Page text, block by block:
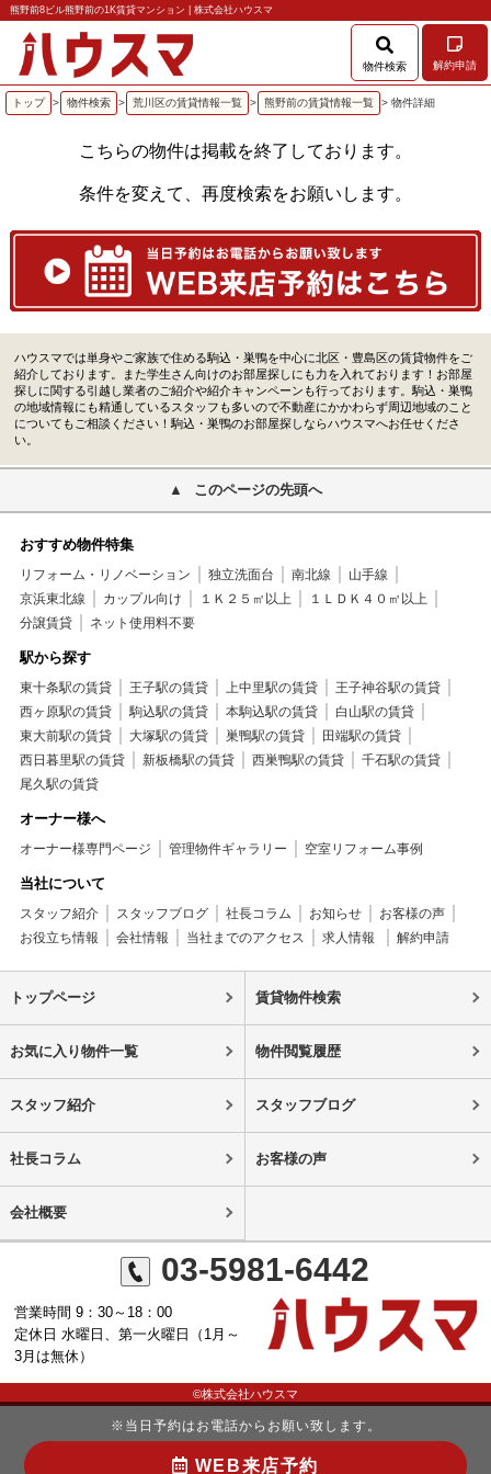
熊野前8ビル熊野前の1K賃貸マンション | 株式会社ハウスマ
物件検索 解約申請
トップ > 物件検索 > 荒川区の賃貸情報一覧 > 熊野前の賃貸情報一覧 > 物件詳細
こちらの物件は掲載を終了しております。
条件を変えて、再度検索をお願いします。
ハウスマでは単身やご家族で住める駒込・巣鴨を中心に北区・豊島区の賃貸物件をご
紹介しております。また学生さん向けのお部屋探しにも力を入れております！お部屋
探しに関する引越し業者のご紹介や紹介キャンペーンも行っております。駒込・巣鴨
の地域情報にも精通しているスタッフも多いので不動産にかかわらず周辺地域のこと
についてもご相談ください！駒込・巣鴨のお部屋探しならハウスマへお任せくださ
い。
このページの先頭へ
おすすめ物件特集
リフォーム・リノベーション 独立洗面台 南北線
山手線
京浜東北線
カップル向け １Ｋ２５㎡以上
１ＬＤＫ４０㎡以上
分譲賃貸
ネット使用料不要
駅から探す
東十条駅の賃貸 王子駅の賃貸 上中里駅の賃貸
王子神谷駅の賃貸
西ヶ原駅の賃貸
駒込駅の賃貸 本駒込駅の賃貸
白山駅の賃貸
東大前駅の賃貸
大塚駅の賃貸 巣鴨駅の賃貸
田端駅の賃貸
西日暮里駅の賃貸
新板橋駅の賃貸 西巣鴨駅の賃貸
千石駅の賃貸
尾久駅の賃貸
オーナー様へ
オーナー様専門ページ 管理物件ギャラリー 空室リフォーム事例
当社について
スタッフ紹介 スタッフブログ 社長コラム お知らせ
お客様の声
お役立ち情報
会社情報 当社までのアクセス 求人情報 解約申請
トップページ 賃貸物件検索
お気に入り物件一覧 物件閲覧履歴
スタッフ紹介 スタッフブログ
社長コラム お客様の声
会社概要
03-5981-6442
営業時間 9：30～18：00
定休日 水曜日、第一火曜日（1月～
3月は無休）
©株式会社ハウスマ
※当日予約はお電話からお願い致します。
WEB来店予約